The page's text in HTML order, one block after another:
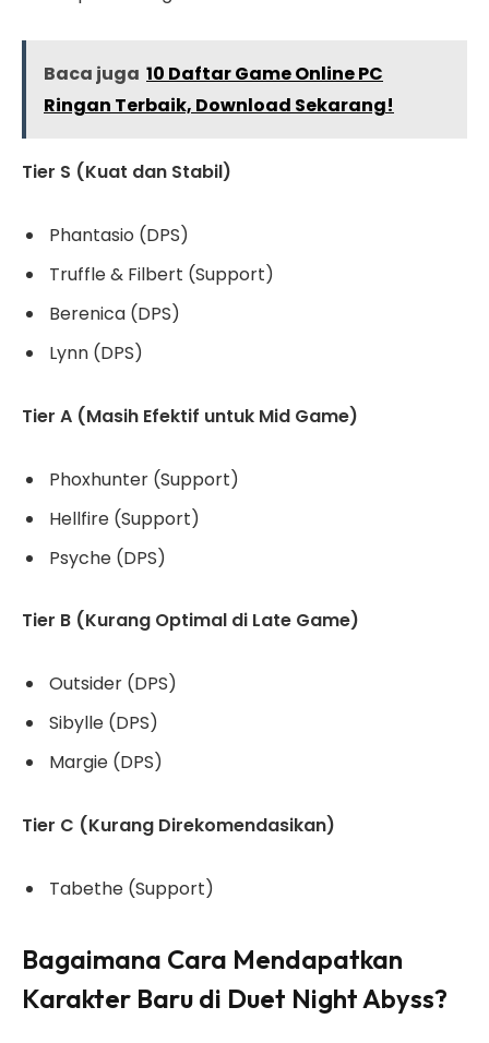
Baca juga 10 Daftar Game Online PC
Ringan Terbaik, Download Sekarang!
Tier S (Kuat dan Stabil)
Phantasio (DPS)
Truffle & Filbert (Support)
Berenica (DPS)
Lynn (DPS)
Tier A (Masih Efektif untuk Mid Game)
Phoxhunter (Support)
Hellfire (Support)
Psyche (DPS)
Tier B (Kurang Optimal di Late Game)
Outsider (DPS)
Sibylle (DPS)
Margie (DPS)
Tier C (Kurang Direkomendasikan)
Tabethe (Support)
Bagaimana Cara Mendapatkan
Karakter Baru di Duet Night Abyss?